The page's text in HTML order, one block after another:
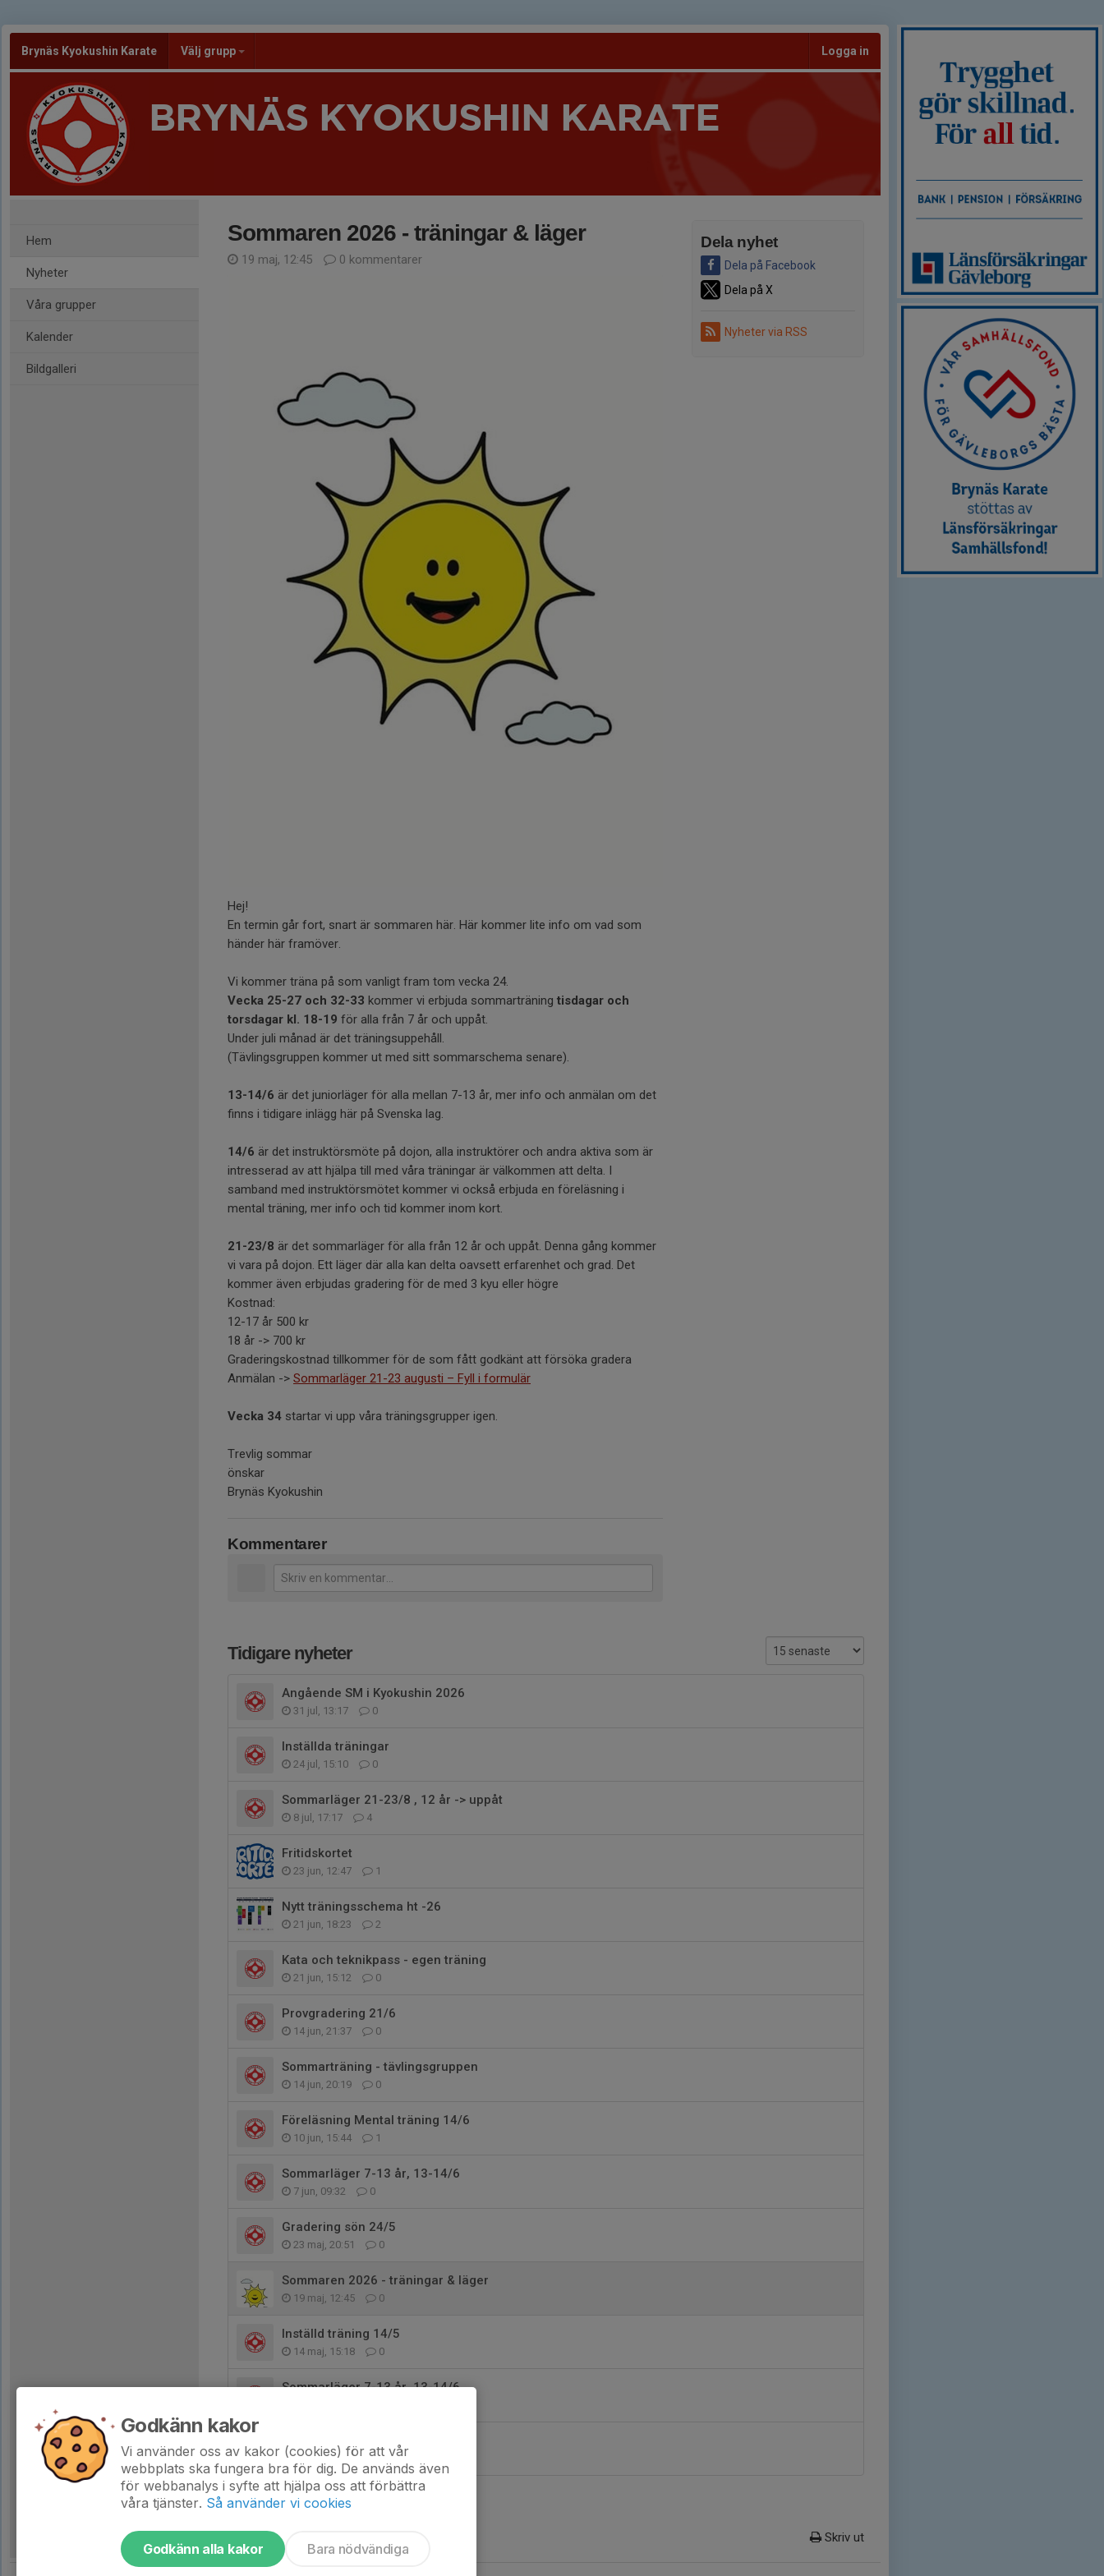
Brynäs Kyokushin Karate Välj grupp Logga in
BRYNÄS KYOKUSHIN KARATE
Hem
Nyheter
Våra grupper
Kalender
Bildgalleri
Dela nyhet
Dela på Facebook
Dela på X
Nyheter via RSS
Sommaren 2026 - träningar & läger
19 maj, 12:45 0 kommentarer
Hej!
En termin går fort, snart är sommaren här. Här kommer lite info om vad som
händer här framöver.
Vi kommer träna på som vanligt fram tom vecka 24.
Vecka 25-27 och 32-33 kommer vi erbjuda sommarträning tisdagar och
torsdagar kl. 18-19 för alla från 7 år och uppåt.
Under juli månad är det träningsuppehåll.
(Tävlingsgruppen kommer ut med sitt sommarschema senare).
13-14/6 är det juniorläger för alla mellan 7-13 år, mer info och anmälan om det
finns i tidigare inlägg här på Svenska lag.
14/6 är det instruktörsmöte på dojon, alla instruktörer och andra aktiva som är
intresserad av att hjälpa till med våra träningar är välkommen att delta. I
samband med instruktörsmötet kommer vi också erbjuda en föreläsning i
mental träning, mer info och tid kommer inom kort.
21-23/8 är det sommarläger för alla från 12 år och uppåt. Denna gång kommer
vi vara på dojon. Ett läger där alla kan delta oavsett erfarenhet och grad. Det
kommer även erbjudas gradering för de med 3 kyu eller högre
Kostnad:
12-17 år 500 kr
18 år -> 700 kr
Graderingskostnad tillkommer för de som fått godkänt att försöka gradera
Anmälan -> Sommarläger 21-23 augusti – Fyll i formulär
Vecka 34 startar vi upp våra träningsgrupper igen.
Trevlig sommar
önskar
Brynäs Kyokushin
Kommentarer
Tidigare nyheter
Angående SM i Kyokushin 2026
31 jul, 13:17 0
Inställda träningar
24 jul, 15:10 0
Sommarläger 21-23/8 , 12 år -> uppåt
8 jul, 17:17 4
Fritidskortet
23 jun, 12:47 1
Nytt träningsschema ht -26
21 jun, 18:23 2
Kata och teknikpass - egen träning
21 jun, 15:12 0
Provgradering 21/6
14 jun, 21:37 0
Sommarträning - tävlingsgruppen
14 jun, 20:19 0
Föreläsning Mental träning 14/6
10 jun, 15:44 1
Sommarläger 7-13 år, 13-14/6
7 jun, 09:32 0
Gradering sön 24/5
23 maj, 20:51 0
Sommaren 2026 - träningar & läger
19 maj, 12:45 0
Inställd träning 14/5
14 maj, 15:18 0
Sommarläger 7-13 år, 13-14/6
5 maj, 15:00 2
Skriv ut
Godkänn kakor
Vi använder oss av kakor (cookies) för att vår
webbplats ska fungera bra för dig. De används även
för webbanalys i syfte att hjälpa oss att förbättra
våra tjänster. Så använder vi cookies
Godkänn alla kakor Bara nödvändiga